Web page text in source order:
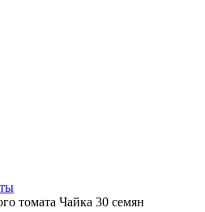
томата Чайка 30 семян